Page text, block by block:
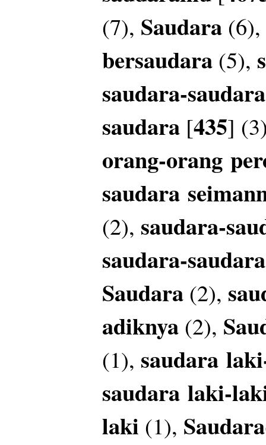
(7), Saudara (6),
bersaudara (5),
saudara-
saudara [435]
orang-orang
saudara
(2), saudara-
saudara-
Saudara (2),
adiknya (2),
(1), saudara
saudara laki-
laki (1),